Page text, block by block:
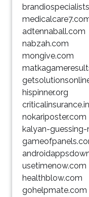
adtennaball.com
nabzah.com
mongive.com
hispinner.org
nokariposter.com
kalyan-
usetimenow.com
healthblow.com
gohelpmate.com